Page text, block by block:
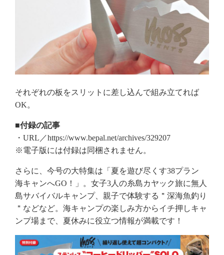
それぞれの板をスリットに差し込んで組み立てれば
OK。
■付録の記事
・URL／https://www.bepal.net/archives/329207
※電子版には付録は同梱されません。
さらに、今号の大特集は「夏を遊び尽くす38プラン
海キャンへGO！」。女子3人の糸島カヤック旅に無人
島サバイバルキャンプ、親子で体験する＂深海魚釣り
＂などなど。海キャンプの楽しみ方からイチ押しキャ
ンプ場まで、夏休みに役立つ情報が満載です！